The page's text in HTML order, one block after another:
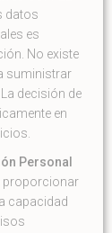
datos
es
No existe
suministrar
decisión de
en
Personal
proporcionar
capacidad